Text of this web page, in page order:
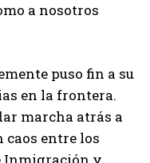
a nosotros
puso fin a su
en la frontera.
marcha atrás a
caos entre los